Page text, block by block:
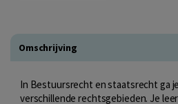
Omschrijving
In Bestuursrecht en staatsrecht ga
verschillende rechtsgebieden. Je